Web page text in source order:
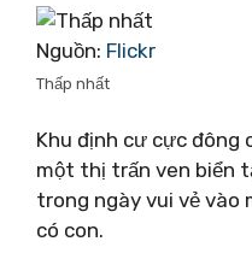
Nguồn: Flickr
Thấp nhất
Khu định cư cực đông
một thị trấn ven biển
trong ngày vui vẻ vào
có con.